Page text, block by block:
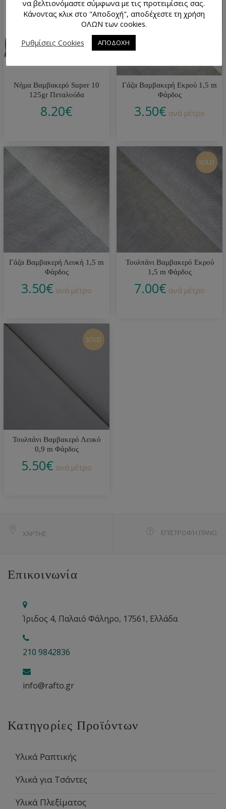
Νήμα Βαμβακερό Super 10
125gr Πεταλούδα
8.20€
Γάζα Βαμβακερή Εκρού 1,5 m
Φάρδος
3.50€ ανά μέτρο
Γάζα Βαμβακερή Λευκή 1,5 m
Φάρδος
3.50€ ανά μέτρο
SOLD
Τουλπάνι Βαμβακερό Εκρού
1,5 m Φάρδος
7.00€ ανά μέτρο
SOLD
Τουλπάνι Βαμβακερό Λευκό
0,9 m Φάρδος
5.50€ ανά μέτρο
ΧΆΡΤΗΣ ΕΠΙΣΤΡΟΦΉ ΠΆΝΩ
Επικοινωνία
Ίριδος 4, Παλαιό Φάληρο, 17561, Ελλάδα
210 9842836
info@rafto.gr
Κατηγορίες Προϊόντων
Υλικά Ραπτικής
Υλικά για Τσάντες
Υλικά Πλεξίματος
να βελτιονόμαστε σύμφωνα με τις προτειμίσεις σας.
Κάνοντας κλικ στο "Αποδοχή", αποδέχεστε τη χρήση
ΟΛΩΝ των cookies.
Ρυθμίσεις Cookies
ΑΠΟΔΟΧΗ